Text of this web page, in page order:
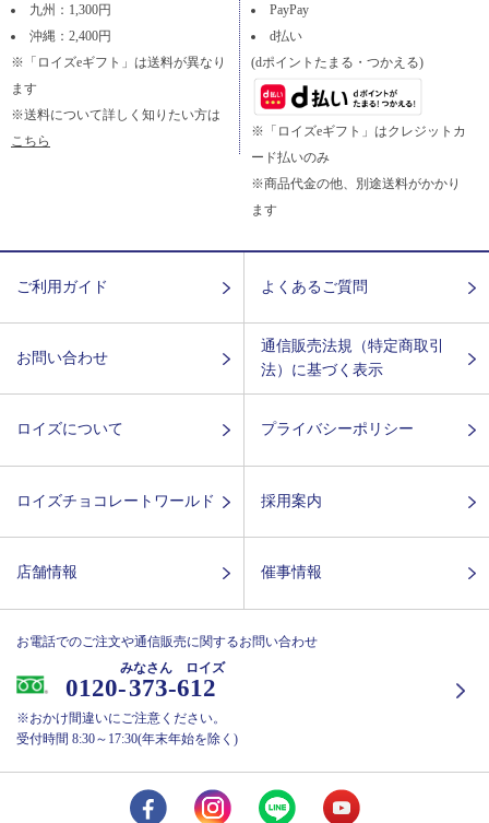
九州：1,300円
沖縄：2,400円
※「ロイズeギフト」は送料が異なり
ます
※送料について詳しく知りたい方は
こちら
PayPay
d払い
(dポイントたまる・つかえる)
※「ロイズeギフト」はクレジットカ
ード払いのみ
※商品代金の他、別途送料がかかり
ます
ご利用ガイド よくあるご質問
お問い合わせ
通信販売法規（特定商取引
法）に基づく表示
ロイズについて プライバシーポリシー
ロイズチョコレートワールド 採用案内
店舗情報 催事情報
お電話でのご注文や通信販売に関するお問い合わせ
0120-373-612
みなさん ロイズ
※おかけ間違いにご注意ください。
受付時間 8:30～17:30(年末年始を除く)